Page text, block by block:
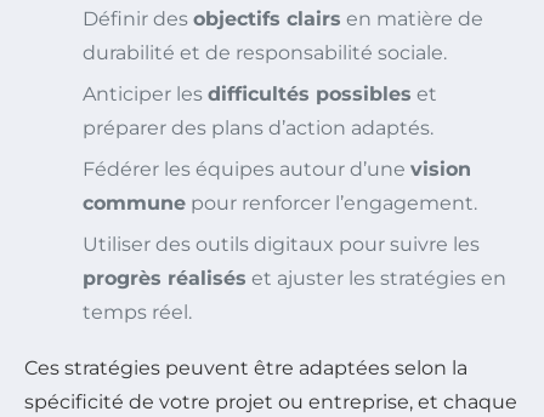
Définir des objectifs clairs en matière de
durabilité et de responsabilité sociale.
Anticiper les difficultés possibles et
préparer des plans d’action adaptés.
Fédérer les équipes autour d’une vision
commune pour renforcer l’engagement.
Utiliser des outils digitaux pour suivre les
progrès réalisés et ajuster les stratégies en
temps réel.
Ces stratégies peuvent être adaptées selon la
spécificité de votre projet ou entreprise, et chaque